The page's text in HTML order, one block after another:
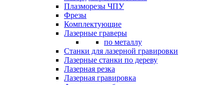
Плазморезы ЧПУ
Фрезы
Комплектующие
Лазерные граверы
по металлу
Станки для лазерной гравировки
Лазерные станки по дереву
Лазерная резка
Лазерная гравировка